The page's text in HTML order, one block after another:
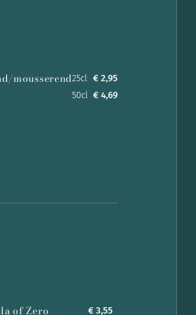
mousserend25cl
€ 2,95
50cl € 4,69
of Zero € 3,55